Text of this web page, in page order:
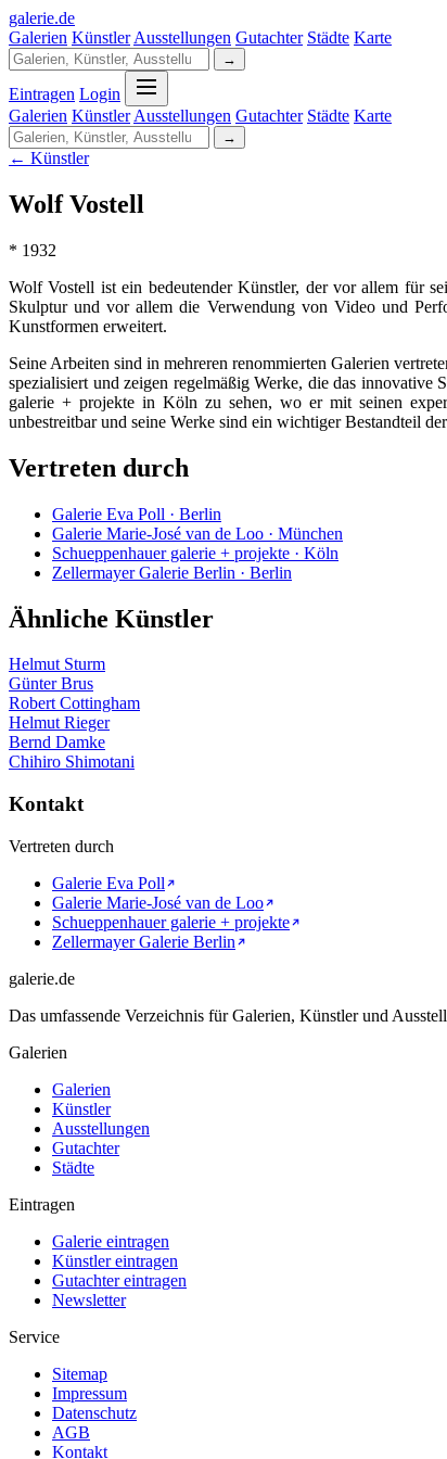
galerie.de
Galerien Künstler Ausstellungen Gutachter Städte Karte
→
Eintragen Login
Galerien Künstler Ausstellungen Gutachter Städte Karte
→
← Künstler
Wolf Vostell
* 1932
Wolf Vostell ist ein bedeutender Künstler, der vor allem für
Skulptur und vor allem die Verwendung von Video und
Kunstformen erweitert.
Seine Arbeiten sind in mehreren renommierten Galerien
spezialisiert und zeigen regelmäßig Werke, die das
galerie + projekte in Köln zu sehen, wo er mit seinen
unbestreitbar und seine Werke sind ein wichtiger Bestandteil
Vertreten durch
Galerie Eva Poll · Berlin
Galerie Marie-José van de Loo · München
Schueppenhauer galerie + projekte · Köln
Zellermayer Galerie Berlin · Berlin
Ähnliche Künstler
Helmut Sturm
Günter Brus
Robert Cottingham
Helmut Rieger
Bernd Damke
Chihiro Shimotani
Kontakt
Vertreten durch
Galerie Eva Poll
Galerie Marie-José van de Loo
Schueppenhauer galerie + projekte
Zellermayer Galerie Berlin
galerie.de
Das umfassende Verzeichnis für Galerien, Künstler und
Galerien
Galerien
Künstler
Ausstellungen
Gutachter
Städte
Eintragen
Galerie eintragen
Künstler eintragen
Gutachter eintragen
Newsletter
Service
Sitemap
Impressum
Datenschutz
AGB
Kontakt